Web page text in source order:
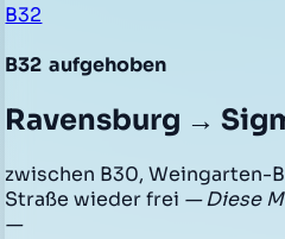
B32
B32 aufgehoben
Ravensburg →
zwischen B30, Weingarten-
Straße wieder frei — Diese
—